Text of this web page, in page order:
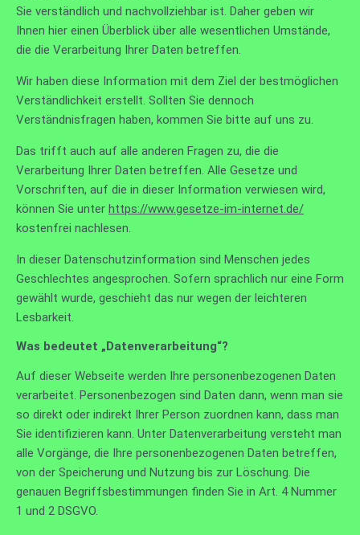
Sie verständlich und nachvollziehbar ist. Daher geben wir
Ihnen hier einen Überblick über alle wesentlichen Umstände,
die die Verarbeitung Ihrer Daten betreffen.
Wir haben diese Information mit dem Ziel der bestmöglichen
Verständlichkeit erstellt. Sollten Sie dennoch
Verständnisfragen haben, kommen Sie bitte auf uns zu.
Das trifft auch auf alle anderen Fragen zu, die die
Verarbeitung Ihrer Daten betreffen. Alle Gesetze und
Vorschriften, auf die in dieser Information verwiesen wird,
können Sie unter https://www.gesetze-im-internet.de/
kostenfrei nachlesen.
In dieser Datenschutzinformation sind Menschen jedes
Geschlechtes angesprochen. Sofern sprachlich nur eine Form
gewählt wurde, geschieht das nur wegen der leichteren
Lesbarkeit.
Was bedeutet „Datenverarbeitung“?
Auf dieser Webseite werden Ihre personenbezogenen Daten
verarbeitet. Personenbezogen sind Daten dann, wenn man sie
so direkt oder indirekt Ihrer Person zuordnen kann, dass man
Sie identifizieren kann. Unter Datenverarbeitung versteht man
alle Vorgänge, die Ihre personenbezogenen Daten betreffen,
von der Speicherung und Nutzung bis zur Löschung. Die
genauen Begriffsbestimmungen finden Sie in Art. 4 Nummer
1 und 2 DSGVO.